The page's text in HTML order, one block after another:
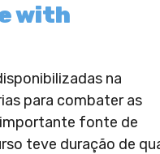
with
na
para combater as
fonte de
teve duração de